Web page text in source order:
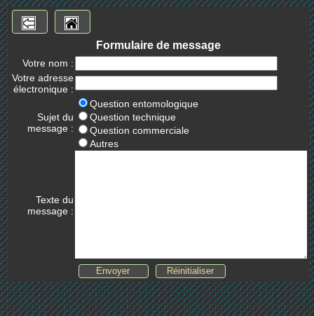
Formulaire de message
Votre nom :
Votre adresse
électronique :
Sujet du
message :
Question entomologique
Question technique
Question commerciale
Autres
Texte du
message :